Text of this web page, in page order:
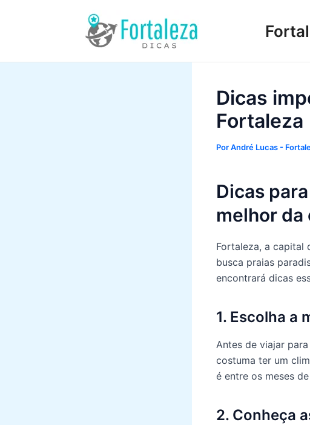
Dicas
Fortaleza
PorAndré Lucas -
Dicas
melhor da
Fortaleza, a capital
busca praias
encontrará dicas
1. Escolha a
Antes de viajar
costuma ter um
é entre os meses
2. Conheça